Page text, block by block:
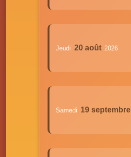
Jeudi 20 août 2026
Samedi 19 septembre